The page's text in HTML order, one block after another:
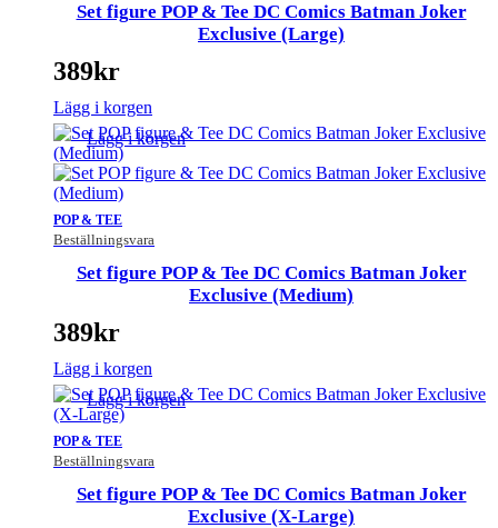
Set figure POP & Tee DC Comics Batman Joker
Exclusive (Large)
389kr
Lägg i korgen
POP & TEE
Beställningsvara
Lägg i korgen
Set figure POP & Tee DC Comics Batman Joker
Exclusive (Medium)
389kr
Lägg i korgen
POP & TEE
Beställningsvara
Lägg i korgen
Set figure POP & Tee DC Comics Batman Joker
Exclusive (X-Large)